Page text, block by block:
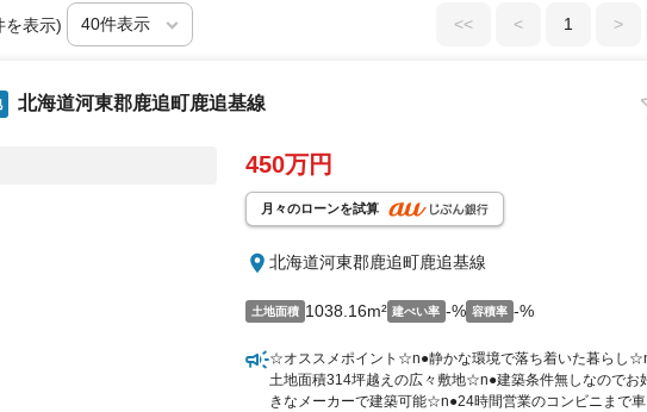
を表示) << < 1 >
北海道河東郡鹿追町鹿追基線
450万円
月々のローンを試算
北海道河東郡鹿追町鹿追基線
土地面積 1038.16m² 建ぺい率 -% 容積率 -%
☆オススメポイント☆n●静かな環境で落ち着いた暮らし
土地面積314坪越えの広々敷地☆n●建築条件無しなのでお
きなメーカーで建築可能☆n●24時間営業のコンビニまで車